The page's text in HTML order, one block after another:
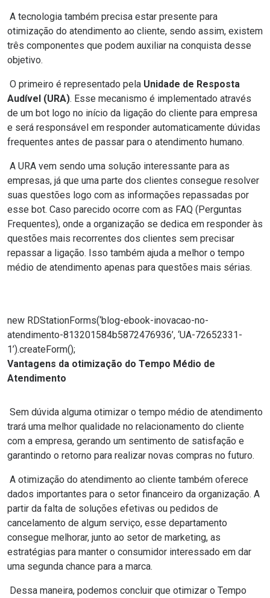
A tecnologia também precisa estar presente para
otimização do atendimento ao cliente, sendo assim, existem
três componentes que podem auxiliar na conquista desse
objetivo.
O primeiro é representado pela Unidade de Resposta
Audível (URA). Esse mecanismo é implementado através
de um bot logo no início da ligação do cliente para empresa
e será responsável em responder automaticamente dúvidas
frequentes antes de passar para o atendimento humano.
A URA vem sendo uma solução interessante para as
empresas, já que uma parte dos clientes consegue resolver
suas questões logo com as informações repassadas por
esse bot. Caso parecido ocorre com as FAQ (Perguntas
Frequentes), onde a organização se dedica em responder às
questões mais recorrentes dos clientes sem precisar
repassar a ligação. Isso também ajuda a melhor o tempo
médio de atendimento apenas para questões mais sérias.
new RDStationForms(‘blog-ebook-inovacao-no-
atendimento-813201584b5872476936’, ‘UA-72652331-
1’).createForm();
Vantagens da otimização do Tempo Médio de
Atendimento
Sem dúvida alguma otimizar o tempo médio de atendimento
trará uma melhor qualidade no relacionamento do cliente
com a empresa, gerando um sentimento de satisfação e
garantindo o retorno para realizar novas compras no futuro.
A otimização do atendimento ao cliente também oferece
dados importantes para o setor financeiro da organização. A
partir da falta de soluções efetivas ou pedidos de
cancelamento de algum serviço, esse departamento
consegue melhorar, junto ao setor de marketing, as
estratégias para manter o consumidor interessado em dar
uma segunda chance para a marca.
Dessa maneira, podemos concluir que otimizar o Tempo